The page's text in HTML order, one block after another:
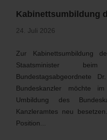
Kabinettsumbildung
24. Juli 2026
Zur Kabinettsumbildung
Staatsminister
Bundestagsabgeordnete
Bundeskanzler möchte
Umbildung des
Kanzleramtes neu
Position...